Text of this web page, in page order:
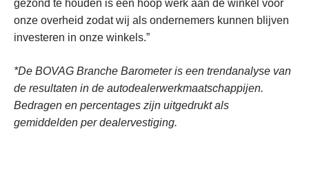
gezond te houden is een hoop werk aan de winkel voor
onze overheid zodat wij als ondernemers kunnen blijven
investeren in onze winkels.”
*De BOVAG Branche Barometer is een trendanalyse van
de resultaten in de autodealerwerkmaatschappijen.
Bedragen en percentages zijn uitgedrukt als
gemiddelden per dealervestiging.